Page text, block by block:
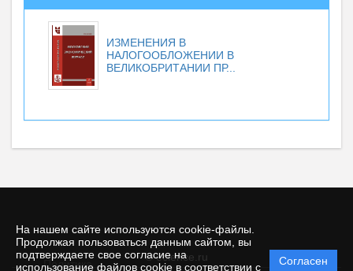
На нашем сайте используются cookie-файлы.
Продолжая пользоваться данным сайтом, вы
подтверждаете свое согласие на
использование файлов cookie в соответствии с
Согласен
ИЗМЕНЕНИЯ В
НАЛОГООБЛОЖЕНИИ В
ВЕЛИКОБРИТАНИИ ПР...
© ecience.ru
Политика